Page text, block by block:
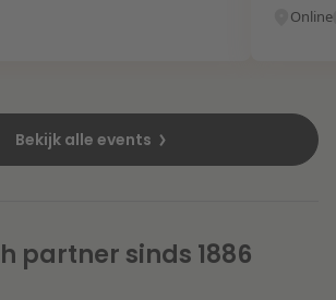
Online
Bekijk alle events
partner sinds 1886